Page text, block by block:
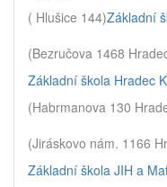
( Hlušice 144)Základní
(Bezručova 1468
Základní škola Hradec
(Habrmanova 130
(Jiráskovo nám. 1166
Základní škola JIH a